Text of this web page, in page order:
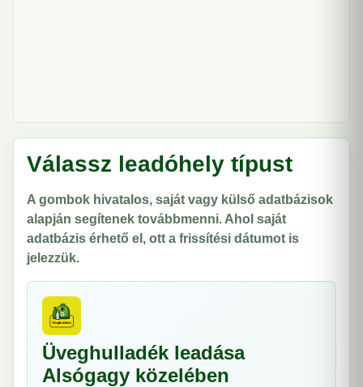
Válassz leadóhely típust
A gombok hivatalos, saját vagy külső adatbázisok
alapján segítenek továbbmenni. Ahol saját
adatbázis érhető el, ott a frissítési dátumot is
jelezzük.
Üveghulladék leadása
Alsógagy közelében